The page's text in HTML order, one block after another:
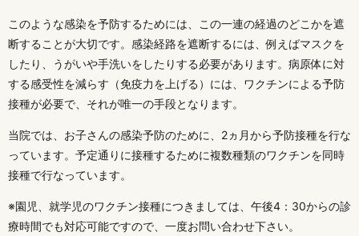
このような感染を予防するためには、この一連の経過のどこかを遮
断することが大切です。感染経路を遮断するには、例えばマスクを
したり、うがいや手洗いをしたりする必要があります。病原体に対
する感受性を減らす（免疫力を上げる）には、ワクチンによる予防
接種が必要で、それが唯一の手段となります。
当院では、お子さんの感染予防のために、2ヵ月から予防接種を行な
っています。予定通りに接種するために複数種類のワクチンを同時
接種で行なっています。
※園児、就学児のワクチン接種につきましては、午後4：30からの診
療時間でも対応可能ですので、一度お問い合わせ下さい。